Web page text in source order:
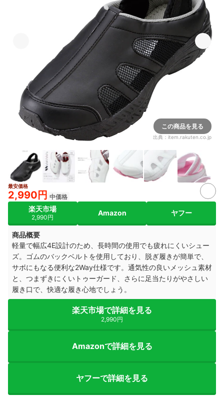
この商品を見る
出典： item.rakuten.co.jp
最安価格
2,990円 中価格
楽天市場
2,990円
Amazon ヤフー
商品概要
軽量で幅広4E設計のため、長時間の使用でも疲れにくいシュー
ズ。ゴムのバックベルトを使用しており、脱ぎ履きが簡単で、
サボにもなる便利な2Way仕様です。通気性の良いメッシュ素材
と、つまずきにくいトゥーガード、さらに足当たりがやさしい
履き口で、快適な履き心地でしょう。
楽天市場で詳細を見る
2,990円
Amazonで詳細を見る
ヤフーで詳細を見る